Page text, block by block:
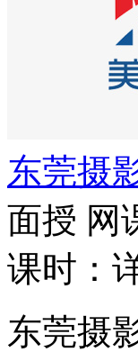
东莞摄
面授 网
课时：
东莞摄